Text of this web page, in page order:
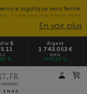
logistique sera fermé
notre service client reste
joindre du lundi au
d'information.
et vous souhaitons un
En voir plus
$
%
Argent
1 743.053 €
€/KG
+1.55 %
Mon